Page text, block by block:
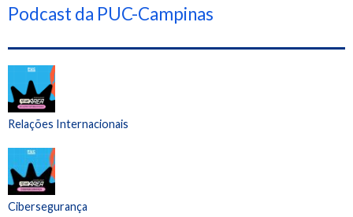
Podcast da PUC-Campinas
Relações Internacionais
Cibersegurança